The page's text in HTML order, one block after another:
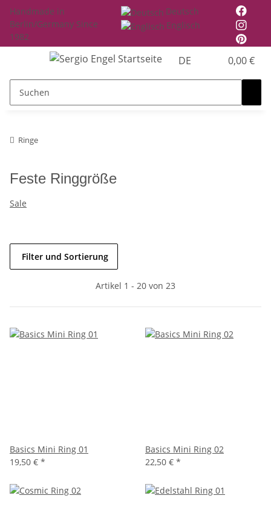
Handmade in
Berlin/Germany Since
1982
Deutsch
Englisch
DE 0,00 €
Ringe
Feste Ringgröße
Sale
Filter und Sortierung
Artikel 1 - 20 von 23
Basics Mini Ring 01
19,50 € *
Basics Mini Ring 02
22,50 € *